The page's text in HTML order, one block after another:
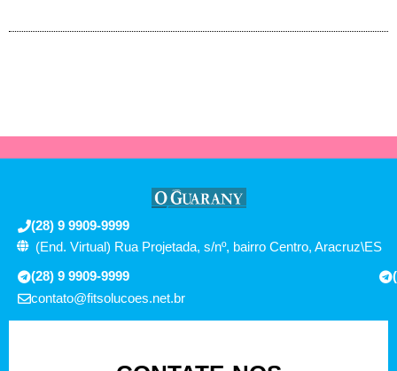
(28) 9 9909-9999
(End. Virtual) Rua Projetada, s/nº, bairro Centro, Aracruz\ES
(28) 9 9909-9999
contato@fitsolucoes.net.br